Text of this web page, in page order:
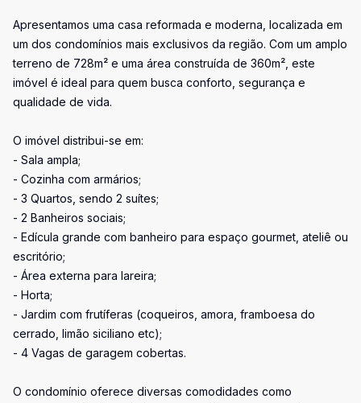
Apresentamos uma casa reformada e moderna, localizada em
um dos condomínios mais exclusivos da região. Com um amplo
terreno de 728m² e uma área construída de 360m², este
imóvel é ideal para quem busca conforto, segurança e
qualidade de vida.
O imóvel distribui-se em:
- Sala ampla;
- Cozinha com armários;
- 3 Quartos, sendo 2 suítes;
- 2 Banheiros sociais;
- Edícula grande com banheiro para espaço gourmet, ateliê ou
escritório;
- Área externa para lareira;
- Horta;
- Jardim com frutíferas (coqueiros, amora, framboesa do
cerrado, limão siciliano etc);
- 4 Vagas de garagem cobertas.
O condomínio oferece diversas comodidades como